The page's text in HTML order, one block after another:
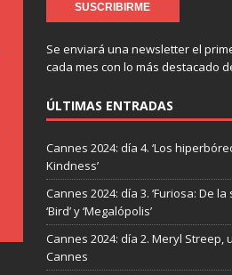
Se enviará una newsletter el
cada mes con lo más destacado
ÚLTIMAS ENTRADAS
Cannes 2024: día 4. ‘Los
Kindness’
Cannes 2024: día 3. ‘Furiosa: De la
‘Bird’ y ‘Megalópolis’
Cannes 2024: día 2. Meryl Streep,
Cannes